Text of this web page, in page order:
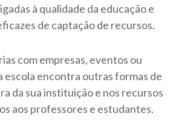
à qualidade da educação e
de captação de recursos.
com empresas, eventos ou
escola encontra outras formas de
da sua instituição e nos recursos
aos professores e estudantes.